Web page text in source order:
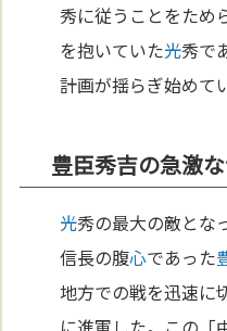
秀に従うことをため
を抱いていた光秀で
計画が揺らぎ始めて
豊臣秀吉の急激
光秀の最大の敵とな
信長の腹心であった
地方での戦を迅速に